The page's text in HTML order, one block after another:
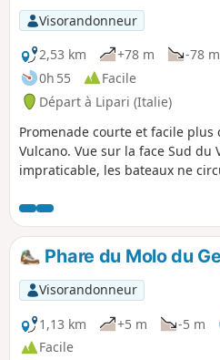
Visorandonneur
2,53 km
+78 m
-78 m
0h 55
Facile
Départ à Lipari (Italie)
Promenade courte et facile
Vulcano. Vue sur la face Sud du
impraticable, les bateaux ne
engin pour en faire le tour, et
Capo Grillo.
Phare du Molo du
Visorandonneur
1,13 km
+5 m -5 m
Facile